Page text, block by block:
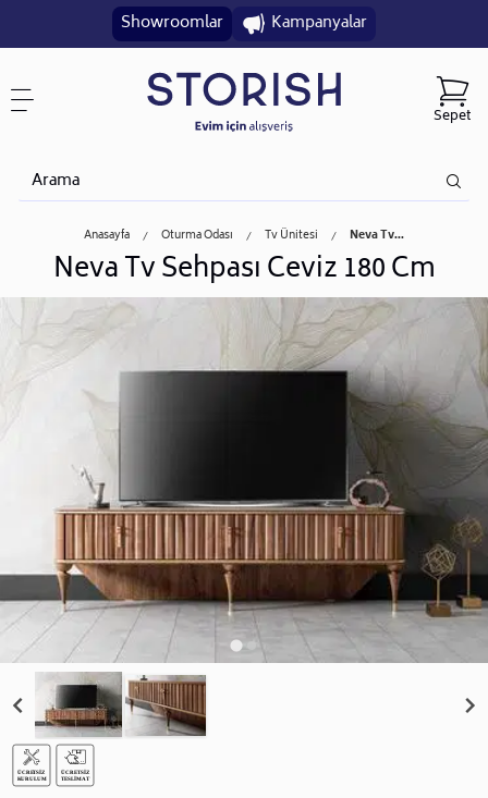
Showroomlar Kampanyalar
Sepet
Anasayfa Oturma Odası Tv Ünitesi Neva Tv...
Neva Tv Sehpası Ceviz 180 Cm